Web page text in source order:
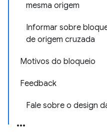
mesma origem
Informar sobre
de origem cruzada
Motivos do bloqueio
Feedback
Fale sobre o design